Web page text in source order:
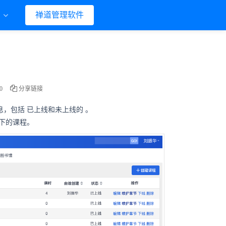
禅道管理软件
分享链接
，包括 已上线和未上线的 。
的课程。